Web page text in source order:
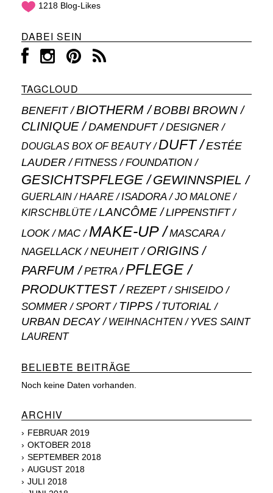
1218 Blog-Likes
DABEI SEIN
TAGCLOUD
BENEFIT BIOTHERM BOBBI BROWN
CLINIQUE DAMENDUFT DESIGNER
DOUGLAS BOX OF BEAUTY DUFT
ESTÉE
LAUDER
FITNESS FOUNDATION
GESICHTSPFLEGE GEWINNSPIEL
GUERLAIN HAARE ISADORA JO MALONE
KIRSCHBLÜTE LANCÔME LIPPENSTIFT
LOOK MAC MAKE-UP MASCARA
NAGELLACK NEUHEIT ORIGINS
PARFUM PETRA PFLEGE
PRODUKTTEST REZEPT SHISEIDO
SOMMER SPORT TIPPS TUTORIAL
URBAN DECAY WEIHNACHTEN
YVES SAINT
LAURENT
BELIEBTE BEITRÄGE
Noch keine Daten vorhanden.
ARCHIV
FEBRUAR 2019
OKTOBER 2018
SEPTEMBER 2018
AUGUST 2018
JULI 2018